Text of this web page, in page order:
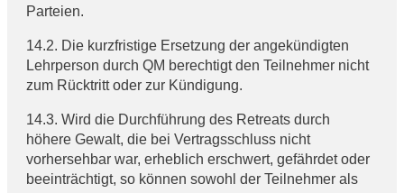
Parteien.
14.2. Die kurzfristige Ersetzung der angekündigten
Lehrperson durch QM berechtigt den Teilnehmer nicht
zum Rücktritt oder zur Kündigung.
14.3. Wird die Durchführung des Retreats durch
höhere Gewalt, die bei Vertragsschluss nicht
vorhersehbar war, erheblich erschwert, gefährdet oder
beeinträchtigt, so können sowohl der Teilnehmer als